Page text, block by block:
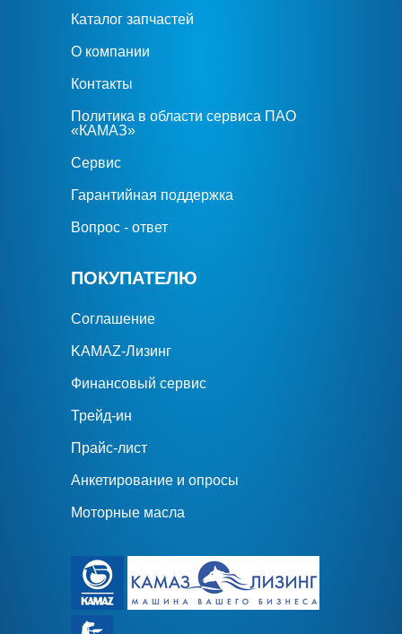
Каталог запчастей
О компании
Контакты
Политика в области сервиса ПАО
«КАМАЗ»
Сервис
Гарантийная поддержка
Вопрос - ответ
ПОКУПАТЕЛЮ
Соглашение
KAMAZ-Лизинг
Финансовый сервис
Трейд-ин
Прайс-лист
Анкетирование и опросы
Моторные масла